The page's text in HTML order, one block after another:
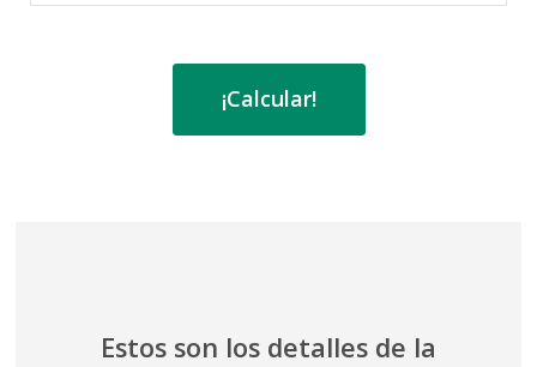
¡Calcular!
Estos son los detalles de la